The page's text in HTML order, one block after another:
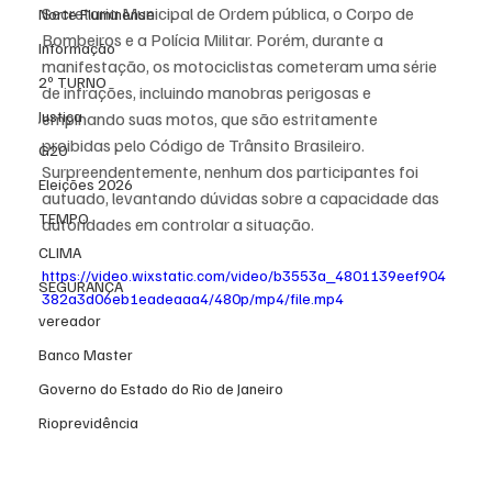
Norte Fluminense
Informação
2º TURNO
Justiça
G20
Eleições 2026
TEMPO
CLIMA
SEGURANÇA
vereador
Banco Master
Governo do Estado do Rio de Janeiro
Rioprevidência
Secretaria Municipal de Ordem pública, o Corpo de
Bombeiros e a Polícia Militar. Porém, durante a
manifestação, os motociclistas cometeram uma série
de infrações, incluindo manobras perigosas e
empinando suas motos, que são estritamente
proibidas pelo Código de Trânsito Brasileiro.
Surpreendentemente, nenhum dos participantes foi
autuado, levantando dúvidas sobre a capacidade das
autoridades em controlar a situação.
https://video.wixstatic.com/video/b3553a_4801139eef904
382a3d06eb1eadeaaa4/480p/mp4/file.mp4